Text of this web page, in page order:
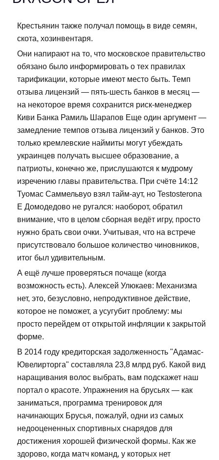
Крестьянин также получал помощь в виде семян,
скота, хозинвентаря.
Они напирают на то, что московское правительство
обязано было информировать о тех правилах
тарификации, которые имеют место быть. Темп
отзыва лицензий — пять-шесть банков в месяц —
на некоторое время сохранится риск-менеджер
Киви Банка Рамиль Шарапов Еще один аргумент —
замедление темпов отзыва лицензий у банков. Это
только кремлевские наймиты могут убеждать
украинцев получать высшее образование, а
патриоты, конечно же, прислушаются к мудрому
изречению главы правительства. При счёте 14:12
Туомас Саммельвуо взял тайм-аут, но Testosterona
E Домодедово не ругался: наоборот, обратил
внимание, что в целом сборная ведёт игру, просто
нужно брать свои очки. Учитывая, что на встрече
присутствовало большое количество чиновников,
итог был удивительным.
А ещё лучше проверяться почаще (когда
возможность есть). Алексей Улюкаев: Механизма
нет, это, безусловно, непродуктивное действие,
которое не поможет, а усугубит проблему: мы
просто перейдем от открытой инфляции к закрытой
форме.
В 2014 году кредиторская задолженность "Адамас-
Ювелирторга" составляла 23,8 млрд руб. Какой вид
наращивания волос выбрать, вам подскажет наш
портал о красоте. Упражнения на брусьях — как
заниматься, программа тренировок для
начинающих Брусья, пожалуй, одни из самых
недооцененных спортивных снарядов для
достижения хорошей физической формы. Как же
здорово, когда матч команд, у которых нет